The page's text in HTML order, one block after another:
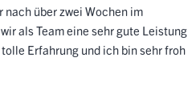
über zwei Wochen im
als Team eine sehr gute Leistung
Erfahrung und ich bin sehr froh